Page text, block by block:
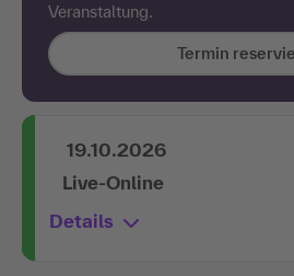
Veranstaltung.
Termin
19.10.2026
Live-Online
Details